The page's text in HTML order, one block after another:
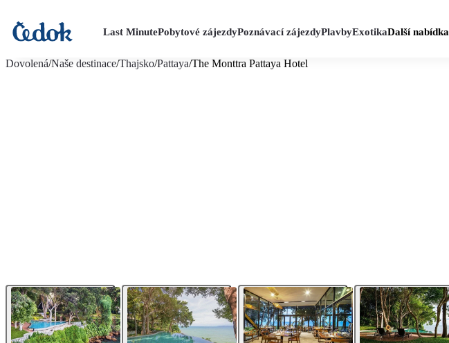
Last MinutePobytové zájezdyPoznávací zájezdyPlavbyExotikaDalší nabídka
Dovolená/Naše destinace/Thajsko/Pattaya/The Monttra Pattaya Hotel